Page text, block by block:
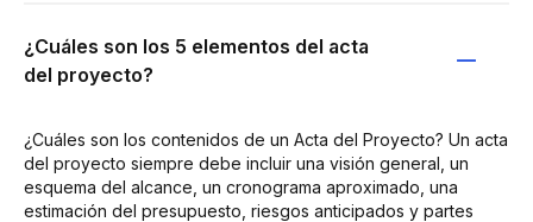
¿Cuáles son los 5 elementos del acta
del proyecto?
¿Cuáles son los contenidos de un Acta del Proyecto? Un acta
del proyecto siempre debe incluir una visión general, un
esquema del alcance, un cronograma aproximado, una
estimación del presupuesto, riesgos anticipados y partes